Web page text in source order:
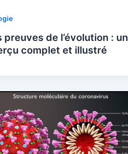
preuves de l’évolution : un
complet et illustré